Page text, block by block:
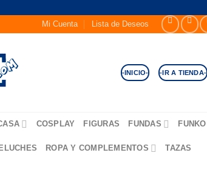
Mi Cuenta Lista de Deseos
-INICIO- -IR A TIENDA-
COSPLAY FIGURAS FUNDAS FUNKO
ROPA Y COMPLEMENTOS TAZAS